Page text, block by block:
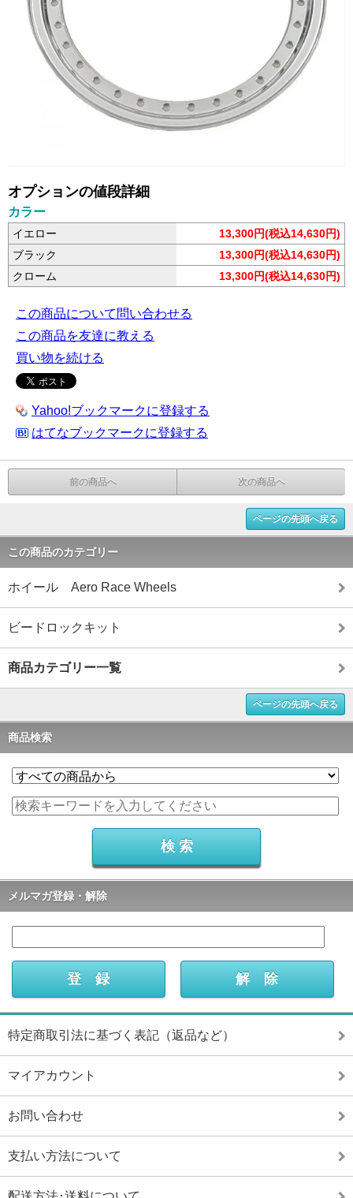
オプションの値段詳細
カラー
イエロー
13,300円(税込14,630円)
ブラック
13,300円(税込14,630円)
クローム
13,300円(税込14,630円)
この商品について問い合わせる
この商品を友達に教える
買い物を続ける
Yahoo!ブックマークに登録する
はてなブックマークに登録する
前の商品へ 次の商品へ
ページの先頭へ戻る
この商品のカテゴリー
ホイール Aero Race Wheels
ビードロックキット
商品カテゴリー一覧
ページの先頭へ戻る
商品検索
メルマガ登録・解除
特定商取引法に基づく表記（返品など）
マイアカウント
お問い合わせ
支払い方法について